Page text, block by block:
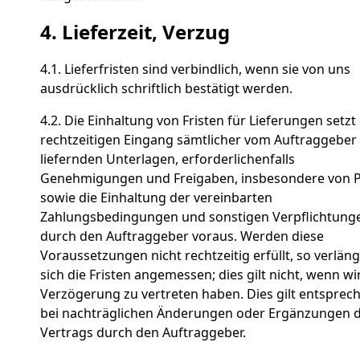
4. Lieferzeit, Verzug
4.1. Lieferfristen sind verbindlich, wenn sie von uns
ausdrücklich schriftlich bestätigt werden.
4.2. Die Einhaltung von Fristen für Lieferungen setzt
rechtzeitigen Eingang sämtlicher vom Auftraggeber
liefernden Unterlagen, erforderlichenfalls
Genehmigungen und Freigaben, insbesondere von
sowie die Einhaltung der vereinbarten
Zahlungsbedingungen und sonstigen
durch den Auftraggeber voraus. Werden diese
Voraussetzungen nicht rechtzeitig erfüllt, so
sich die Fristen angemessen; dies gilt nicht, wenn
Verzögerung zu vertreten haben. Dies gilt
bei nachträglichen Änderungen oder Ergänzungen
Vertrags durch den Auftraggeber.